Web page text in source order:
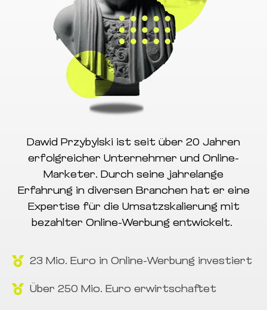
Dawid Przybylski ist seit über 20 Jahren
erfolgreicher Unternehmer und Online-
Marketer. Durch seine jahrelange
Erfahrung in diversen Branchen hat er eine
Expertise für die Umsatzskalierung mit
bezahlter Online-Werbung entwickelt.
23 Mio. Euro in Online-Werbung investiert
Über 250 Mio. Euro erwirtschaftet